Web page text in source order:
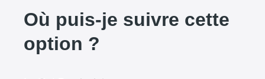
Où puis-je suivre cette
option ?